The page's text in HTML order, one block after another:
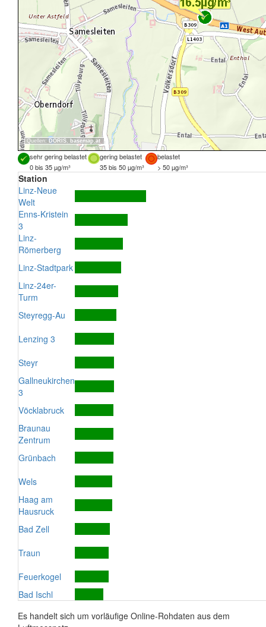
Quellen: DORIS, basemap.at
sehr gering belastet gering belastet
belastet
0 bis 35 µg/m³
35 bis 50 µg/m³ > 50 µg/m³
Station
Linz-Neue
Welt
Enns-Kristein
3
Linz-
Römerberg
Linz-Stadtpark
Linz-24er-
Turm
Steyregg-Au
Lenzing 3
Steyr
Gallneukirchen
3
Vöcklabruck
Braunau
Zentrum
Grünbach
Wels
Haag am
Hausruck
Bad Zell
Traun
Feuerkogel
Bad Ischl
Es handelt sich um vorläufige Online-Rohdaten aus dem